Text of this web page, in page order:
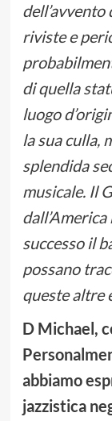
riviste e
di quella
luogo
la sua culla,
splendida
musicale. Il
successo il
possano
queste altre
D Michael,
abbiamo
jazzistica